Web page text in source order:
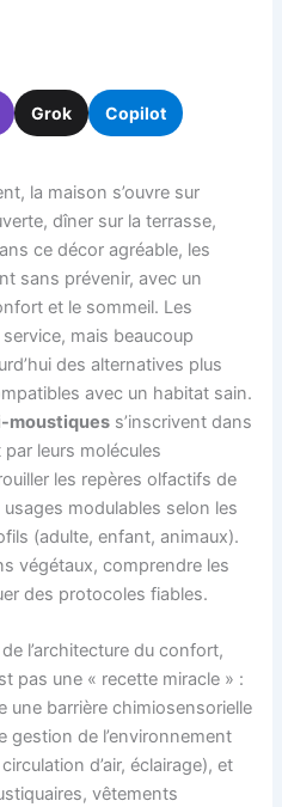
Grok Copilot
la maison s’ouvre sur
dîner sur la terrasse,
ce décor agréable, les
sans prévenir, avec un
et le sommeil. Les
mais beaucoup
des alternatives plus
avec un habitat sain.
moustiques s’inscrivent dans
leurs molécules
les repères olfactifs de
modulables selon les
(adulte, enfant, animaux).
végétaux, comprendre les
des protocoles fiables.
l’architecture du confort,
pas une « recette miracle » :
une barrière chimiosensorielle
gestion de l’environnement
d’air, éclairage), et
vêtements